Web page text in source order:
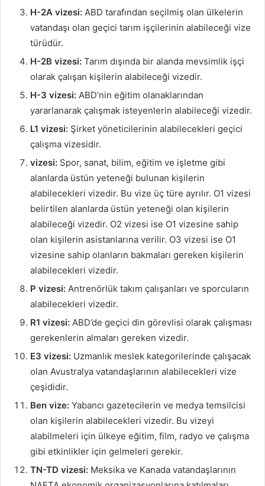
H-2A vizesi: ABD tarafından seçilmiş olan ülkelerin
vatandaşı olan geçici tarım işçilerinin alabileceği vize
türüdür.
H-2B vizesi: Tarım dışında bir alanda mevsimlik işçi
olarak çalışan kişilerin alabileceği vizedir.
H-3 vizesi: ABD’nin eğitim olanaklarından
yararlanarak çalışmak isteyenlerin alabileceği vizedir.
L1 vizesi: Şirket yöneticilerinin alabilecekleri geçici
çalışma vizesidir.
vizesi: Spor, sanat, bilim, eğitim ve işletme gibi
alanlarda üstün yeteneği bulunan kişilerin
alabilecekleri vizedir. Bu vize üç türe ayrılır. O1 vizesi
belirtilen alanlarda üstün yeteneği olan kişilerin
alabileceği vizedir. O2 vizesi ise O1 vizesine sahip
olan kişilerin asistanlarına verilir. O3 vizesi ise O1
vizesine sahip olanların bakmaları gereken kişilerin
alabilecekleri vizedir.
P vizesi: Antrenörlük takım çalışanları ve sporcuların
alabilecekleri vizedir.
R1 vizesi: ABD’de geçici din görevlisi olarak çalışması
gerekenlerin almaları gereken vizedir.
E3 vizesi: Uzmanlık meslek kategorilerinde çalışacak
olan Avustralya vatandaşlarının alabilecekleri vize
çeşididir.
Ben vize: Yabancı gazetecilerin ve medya temsilcisi
olan kişilerin alabilecekleri vizedir. Bu vizeyi
alabilmeleri için ülkeye eğitim, film, radyo ve çalışma
gibi etkinlikler için gelmeleri gerekir.
TN-TD vizesi: Meksika ve Kanada vatandaşlarının